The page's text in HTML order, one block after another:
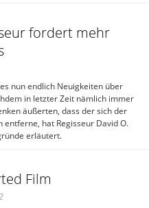
fordert mehr
nun endlich Neuigkeiten über
in letzter Zeit nämlich immer
äußerten, dass der sich der
entferne, hat Regisseur David O.
erläutert.
Film